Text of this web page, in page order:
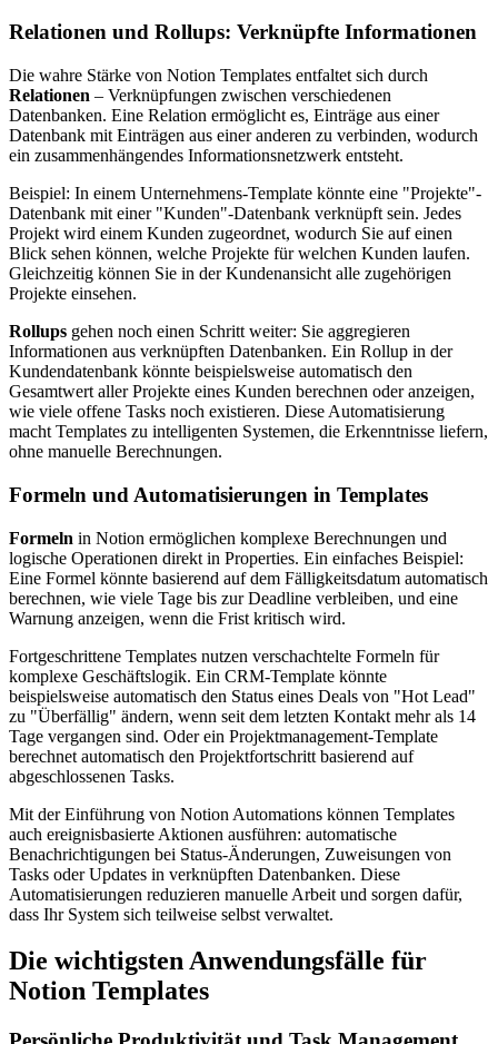
Relationen und Rollups: Verknüpfte Informationen
Die wahre Stärke von Notion Templates entfaltet sich durch
Relationen – Verknüpfungen zwischen verschiedenen
Datenbanken. Eine Relation ermöglicht es, Einträge aus einer
Datenbank mit Einträgen aus einer anderen zu verbinden, wodurch
ein zusammenhängendes Informationsnetzwerk entsteht.
Beispiel: In einem Unternehmens-Template könnte eine "Projekte"-
Datenbank mit einer "Kunden"-Datenbank verknüpft sein. Jedes
Projekt wird einem Kunden zugeordnet, wodurch Sie auf einen
Blick sehen können, welche Projekte für welchen Kunden laufen.
Gleichzeitig können Sie in der Kundenansicht alle zugehörigen
Projekte einsehen.
Rollups gehen noch einen Schritt weiter: Sie aggregieren
Informationen aus verknüpften Datenbanken. Ein Rollup in der
Kundendatenbank könnte beispielsweise automatisch den
Gesamtwert aller Projekte eines Kunden berechnen oder anzeigen,
wie viele offene Tasks noch existieren. Diese Automatisierung
macht Templates zu intelligenten Systemen, die Erkenntnisse liefern,
ohne manuelle Berechnungen.
Formeln und Automatisierungen in Templates
Formeln in Notion ermöglichen komplexe Berechnungen und
logische Operationen direkt in Properties. Ein einfaches Beispiel:
Eine Formel könnte basierend auf dem Fälligkeitsdatum automatisch
berechnen, wie viele Tage bis zur Deadline verbleiben, und eine
Warnung anzeigen, wenn die Frist kritisch wird.
Fortgeschrittene Templates nutzen verschachtelte Formeln für
komplexe Geschäftslogik. Ein CRM-Template könnte
beispielsweise automatisch den Status eines Deals von "Hot Lead"
zu "Überfällig" ändern, wenn seit dem letzten Kontakt mehr als 14
Tage vergangen sind. Oder ein Projektmanagement-Template
berechnet automatisch den Projektfortschritt basierend auf
abgeschlossenen Tasks.
Mit der Einführung von Notion Automations können Templates
auch ereignisbasierte Aktionen ausführen: automatische
Benachrichtigungen bei Status-Änderungen, Zuweisungen von
Tasks oder Updates in verknüpften Datenbanken. Diese
Automatisierungen reduzieren manuelle Arbeit und sorgen dafür,
dass Ihr System sich teilweise selbst verwaltet.
Die wichtigsten Anwendungsfälle für
Notion Templates